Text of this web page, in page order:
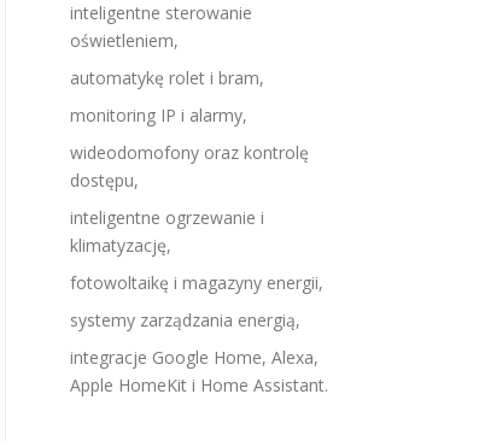
inteligentne sterowanie
oświetleniem,
automatykę rolet i bram,
monitoring IP i alarmy,
wideodomofony oraz kontrolę
dostępu,
inteligentne ogrzewanie i
klimatyzację,
fotowoltaikę i magazyny energii,
systemy zarządzania energią,
integracje Google Home, Alexa,
Apple HomeKit i Home Assistant.